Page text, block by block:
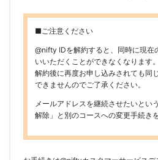
■ご注意ください
@nifty IDを解約すると、同時に現在
いいただくことができなくなります。
解約後に再度お申し込みされても同
できませんのでご了承ください。
メールアドレスを継続させたいとい
解除」と別のコースへの変更手続き